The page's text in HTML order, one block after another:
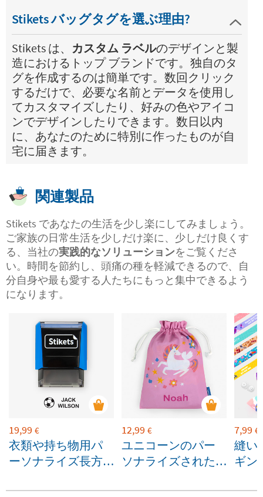
Stikets バッグタグを選ぶ理由?
Stikets は、 カスタム ラベルのデザインと製
造におけるトップ ブランドです。独自のタ
グを作成するのは簡単です。数回クリック
するだけで、必要な名前とデータを使用し
てカスタマイズしたり、好みの色やアイコ
ンでデザインしたりできます。数日以内
に、あなたのために特別に作ったものが自
宅に届きます。
関連製品
Stikets であなたの生活を少し楽にしてみましょう。
ご家族の日常生活を少しだけ楽に、少しだけ良くす
る、当社の実践的なソリューションをご覧くださ
い。時間を節約し、頭痛の種を軽減できるので、自
分自身や最も愛する人たちにもっと集中できるよう
になります。
19,99 €
衣類や持ち物用パ
ーソナライズ長方
12,99 €
ユニコーンのパー
ソナライズされた
7,99 €
縫い
ギン